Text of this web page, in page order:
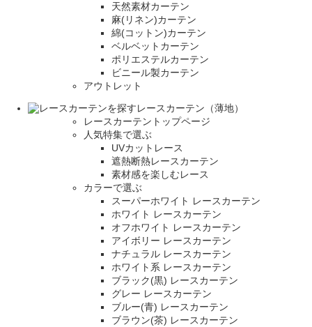
天然素材カーテン
麻(リネン)カーテン
綿(コットン)カーテン
ベルベットカーテン
ポリエステルカーテン
ビニール製カーテン
アウトレット
レースカーテン（薄地）
レースカーテントップページ
人気特集で選ぶ
UVカットレース
遮熱断熱レースカーテン
素材感を楽しむレース
カラーで選ぶ
スーパーホワイト レースカーテン
ホワイト レースカーテン
オフホワイト レースカーテン
アイボリー レースカーテン
ナチュラル レースカーテン
ホワイト系 レースカーテン
ブラック(黒) レースカーテン
グレー レースカーテン
ブルー(青) レースカーテン
ブラウン(茶) レースカーテン